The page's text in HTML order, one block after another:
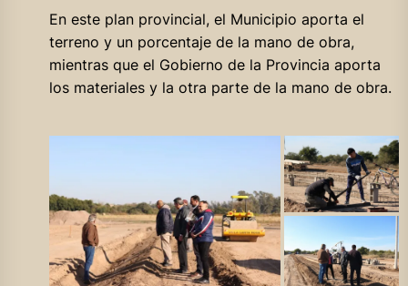
En este plan provincial, el Municipio aporta el
terreno y un porcentaje de la mano de obra,
mientras que el Gobierno de la Provincia aporta
los materiales y la otra parte de la mano de obra.